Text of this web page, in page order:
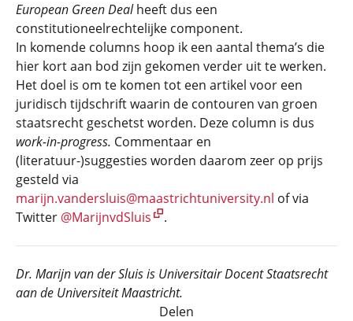
European Green Dealheeft dus een
constitutioneelrechtelijke component.
In komende columns hoop ik een aantal thema’s die
hier kort aan bod zijn gekomen verder uit te werken.
Het doel is om te komen tot een artikel voor een
juridisch tijdschrift waarin de contouren van groen
staatsrecht geschetst worden. Deze column is dus
work-in-progress. Commentaar en
(literatuur-)suggesties worden daarom zeer op prijs
gesteld via
marijn.vandersluis@maastrichtuniversity.nl of via
Twitter @MarijnvdSluis .
Dr. Marijn van der Sluis is Universitair Docent Staatsrecht
aan de Universiteit Maastricht.
Delen